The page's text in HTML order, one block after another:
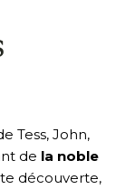
Tess, John,
de la noble
découverte,